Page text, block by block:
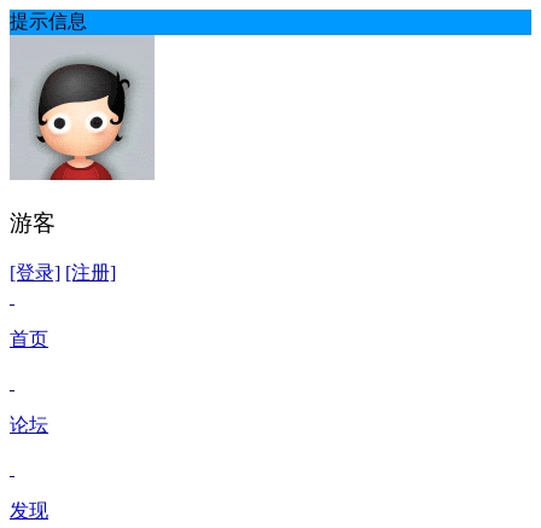
提示信息
游客
[登录] [注册]
首页
论坛
发现